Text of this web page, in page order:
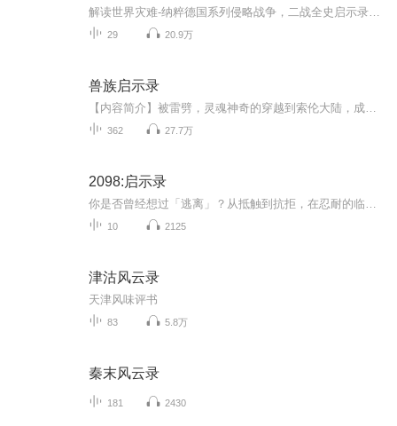
29 20.9万
兽族启示录
362 27.7万
2098:启示录
10 2125
津沽风云录
天津风味评书
83 5.8万
秦末风云录
181 2430